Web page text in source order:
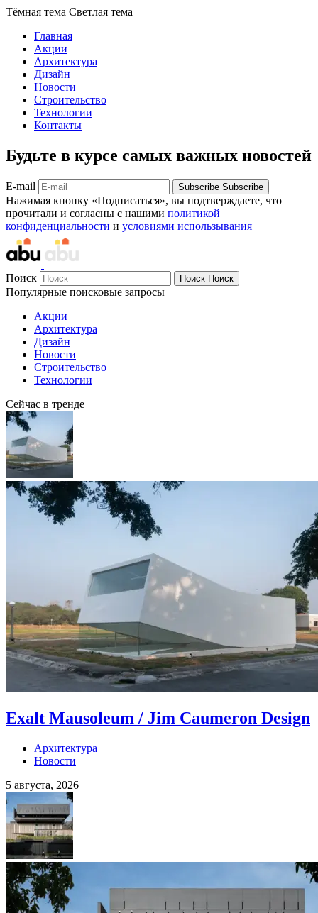
Тёмная тема Светлая тема
Главная
Акции
Архитектура
Дизайн
Новости
Строительство
Технологии
Контакты
Будьте в курсе самых важных новостей
E-mail Subscribe Subscribe
Нажимая кнопку «Подписаться», вы подтверждаете, что
прочитали и согласны с нашими политикой
конфиденциальности и условиями использывания
Поиск Поиск Поиск
Популярные поисковые запросы
Акции
Архитектура
Дизайн
Новости
Строительство
Технологии
Сейчас в тренде
Exalt Mausoleum / Jim Caumeron Design
Архитектура
Новости
5 августа, 2026